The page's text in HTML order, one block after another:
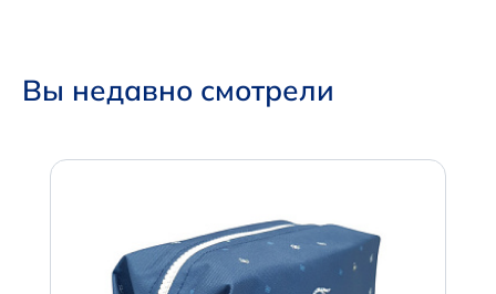
Вы недавно смотрели